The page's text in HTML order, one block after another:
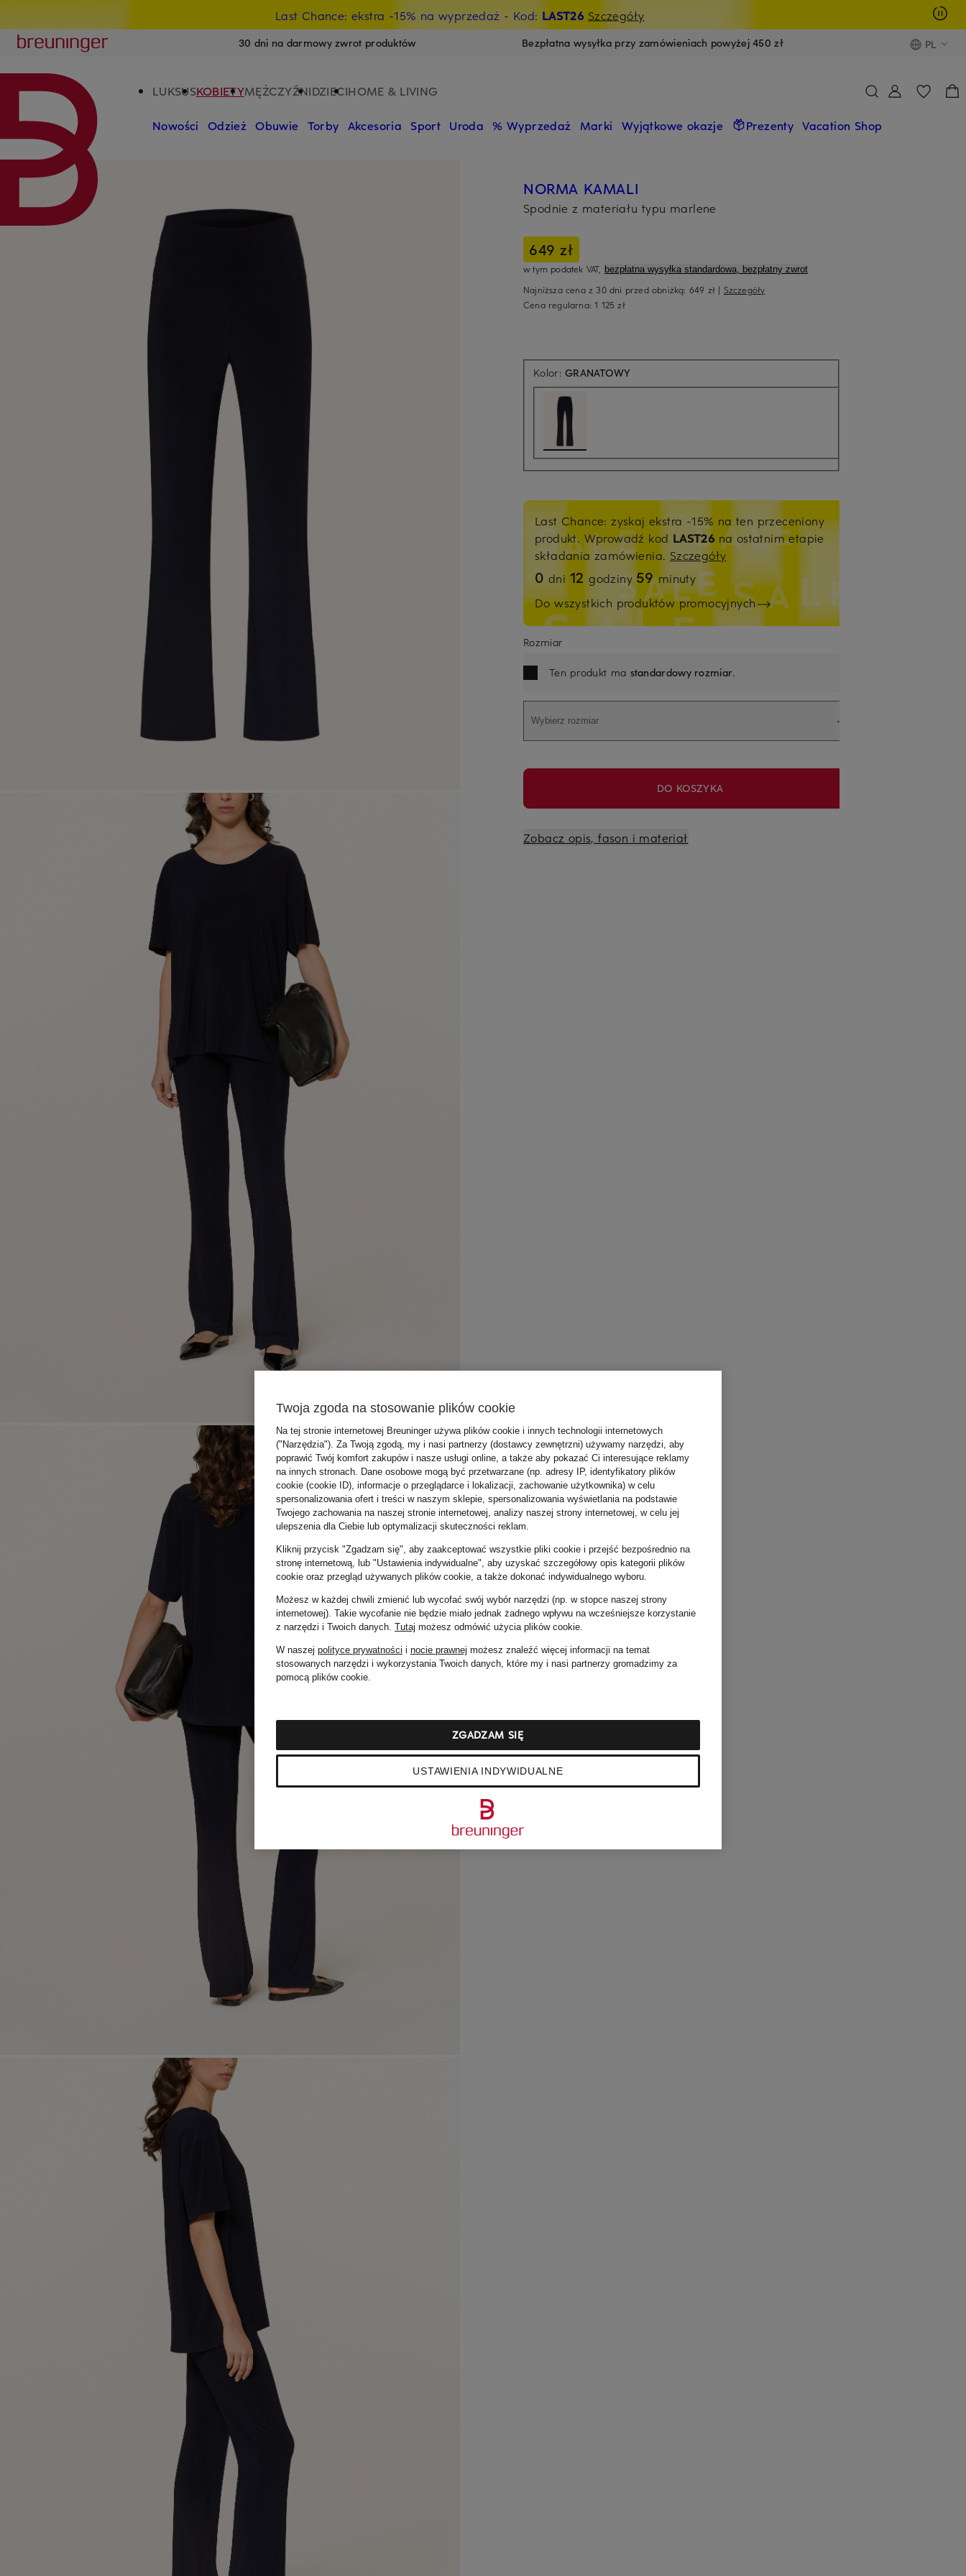
Last Chance: ekstra -15% na wyprzedaż - Kod: LAST26 Szczegóły
Breuninger
30 dni na darmowy zwrot produktów Bezpłatna wysyłka przy zamówieniach powyżej 450 zł PL
LUKSUSKOBIETYMĘŻCZYŹNIDZIECIHOME & LIVING
Nowości Odzież Obuwie Torby Akcesoria Sport Uroda % Wyprzedaż Marki Wyjątkowe okazje Prezenty Vacation Shop
NORMA KAMALI
Spodnie z materiału typu marlene
649 zł
w tym podatek VAT, bezpłatna wysyłka standardowa, bezpłatny zwrot
Najniższa cena z 30 dni przed obniżką: 649 zł | Szczegóły
Cena regularna:1 125 zł
Kolor:GRANATOWY
Last Chance: zyskaj ekstra -15% na ten przeceniony
produkt. Wprowadź kod LAST26 na ostatnim etapie
składania zamówienia. Szczegóły
0 dni 12godziny59minuty
Do wszystkich produktów promocyjnych
Rozmiar
Ten produkt ma standardowy rozmiar.
Wybierz rozmiar
DO KOSZYKA
Zobacz opis, fason i materiał
Twoja zgoda na stosowanie plików cookie
Na tej stronie internetowej Breuninger używa plików cookie i innych technologii internetowych
("Narzędzia"). Za Twoją zgodą, my i nasi partnerzy (dostawcy zewnętrzni) używamy narzędzi, aby
poprawić Twój komfort zakupów i nasze usługi online, a także aby pokazać Ci interesujące reklamy
na innych stronach. Dane osobowe mogą być przetwarzane (np. adresy IP, identyfikatory plików
cookie (cookie ID), informacje o przeglądarce i lokalizacji, zachowanie użytkownika) w celu
spersonalizowania ofert i treści w naszym sklepie, spersonalizowania wyświetlania na podstawie
Twojego zachowania na naszej stronie internetowej, analizy naszej strony internetowej, w celu jej
ulepszenia dla Ciebie lub optymalizacji skuteczności reklam.
Kliknij przycisk "Zgadzam się", aby zaakceptować wszystkie pliki cookie i przejść bezpośrednio na
stronę internetową, lub "Ustawienia indywidualne", aby uzyskać szczegółowy opis kategorii plików
cookie oraz przegląd używanych plików cookie, a także dokonać indywidualnego wyboru.
Możesz w każdej chwili zmienić lub wycofać swój wybór narzędzi (np. w stopce naszej strony
internetowej). Takie wycofanie nie będzie miało jednak żadnego wpływu na wcześniejsze korzystanie
z narzędzi i Twoich danych. Tutaj możesz odmówić użycia plików cookie.
W naszej polityce prywatności i nocie prawnej możesz znaleźć więcej informacji na temat
stosowanych narzędzi i wykorzystania Twoich danych, które my i nasi partnerzy gromadzimy za
pomocą plików cookie.
USTAWIENIA INDYWIDUALNE
ZGADZAM SIĘ